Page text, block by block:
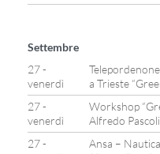
Settembre
27 -
venerdì
a Trieste
27 -
venerdì
Workshop
Alfredo
27 -
Ansa –